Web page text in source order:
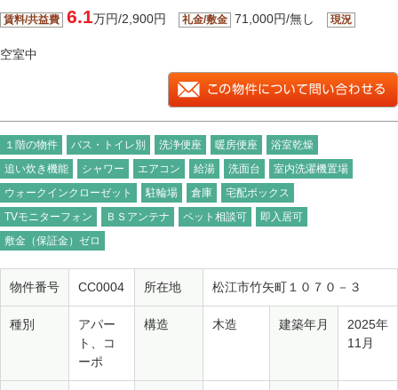
賃料/共益費 6.1万円/2,900円 礼金/敷金 71,000円/無し 現況
空室中
１階の物件 バス・トイレ別 洗浄便座 暖房便座
浴室乾燥
追い炊き機能
シャワー エアコン 給湯 洗面台
室内洗濯機置場
ウォークインクローゼット
駐輪場 倉庫
宅配ボックス
TVモニターフォン
ＢＳアンテナ ペット相談可
即入居可
敷金（保証金）ゼロ
物件番号 CC0004 所在地 松江市竹矢町１０７０－３
種別
アパー
ト、コ
ーポ
構造 木造 建築年月
2025年
11月